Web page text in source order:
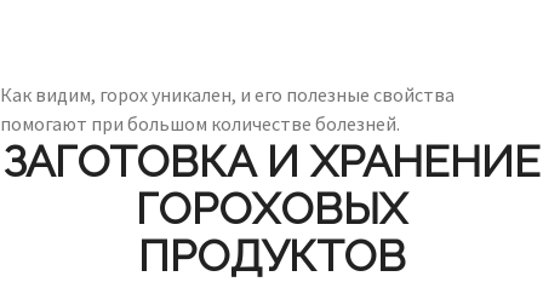
Как видим, горох уникален, и его полезные свойства
помогают при большом количестве болезней.
ЗАГОТОВКА И ХРАНЕНИЕ
ГОРОХОВЫХ
ПРОДУКТОВ